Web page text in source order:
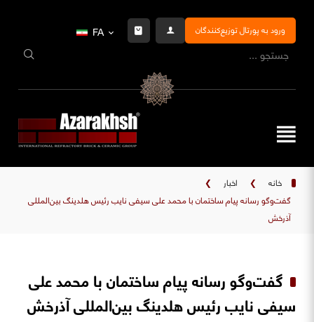
ورود به پورتال توزیع‌کنندگان FA
خانه ❯ اخبار
❯
گفت‌وگو رسانه پیام ساختمان با محمد علی سیفی نایب رئیس هلدینگ بین‌المللی
آذرخش
گفت‌وگو رسانه پیام ساختمان با محمد علی
سیفی نایب رئیس هلدینگ بین‌المللی آذرخش